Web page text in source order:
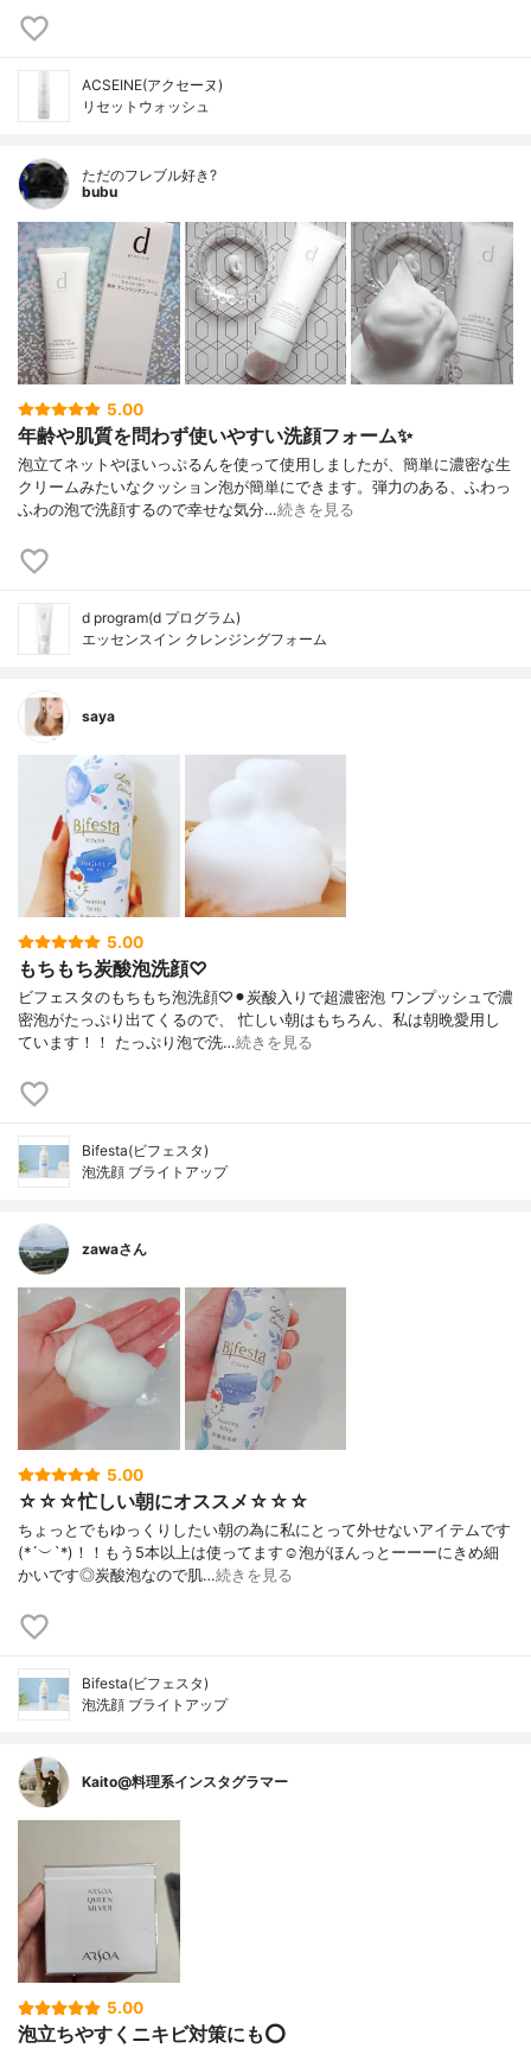
ACSEINE(アクセーヌ)
リセットウォッシュ
ただのフレブル好き?
bubu
5.00
年齢や肌質を問わず使いやすい洗顔フォーム✨
泡立てネットやほいっぷるんを使って使用しましたが、簡単に濃密な生
クリームみたいなクッション泡が簡単にできます。弾力のある、ふわっ
ふわの泡で洗顔するので幸せな気分…続きを見る
d program(d プログラム)
エッセンスイン クレンジングフォーム
saya
5.00
もちもち炭酸泡洗顔♡
ビフェスタのもちもち泡洗顔♡⚫︎炭酸入りで超濃密泡 ワンプッシュで濃
密泡がたっぷり出てくるので、 忙しい朝はもちろん、私は朝晩愛用し
ています！！ たっぷり泡で洗…続きを見る
Bifesta(ビフェスタ)
泡洗顔 ブライトアップ
zawaさん
5.00
☆☆☆忙しい朝にオススメ☆☆☆
ちょっとでもゆっくりしたい朝の為に私にとって外せないアイテムです
(*´︶`*)！！もう5本以上は使ってます☺️泡がほんっとーーーにきめ細
かいです◎炭酸泡なので肌…続きを見る
Bifesta(ビフェスタ)
泡洗顔 ブライトアップ
Kaito@料理系インスタグラマー
5.00
泡立ちやすくニキビ対策にも⭕